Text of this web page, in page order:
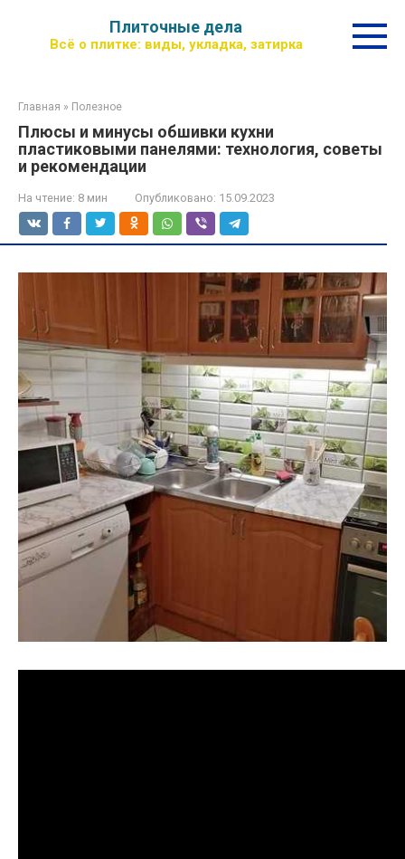
контенту
Плиточные дела
Всё о плитке: виды, укладка, затирка
Главная » Полезное
Плюсы и минусы обшивки кухни
пластиковыми панелями: технология, советы
и рекомендации
На чтение: 8 мин Опубликовано: 15.09.2023